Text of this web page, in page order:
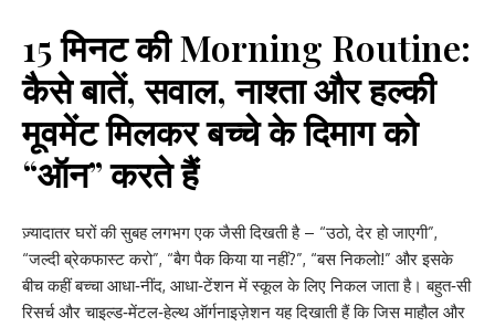
15 मिनट की Morning Routine:
कैसे बातें, सवाल, नाश्ता और हल्की
मूवमेंट मिलकर बच्चे के दिमाग को
“ऑन” करते हैं
ज़्यादातर घरों की सुबह लगभग एक जैसी दिखती है – “उठो, देर हो जाएगी”,
“जल्दी ब्रेकफास्ट करो”, “बैग पैक किया या नहीं?”, “बस निकलो!” और इसके
बीच कहीं बच्चा आधा‑नींद, आधा‑टेंशन में स्कूल के लिए निकल जाता है। बहुत‑सी
रिसर्च और चाइल्ड‑मेंटल‑हेल्थ ऑर्गनाइज़ेशन यह दिखाती हैं कि जिस माहौल और